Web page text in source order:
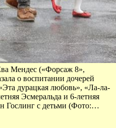
Мендес («Форсаж 8»,
о воспитании дочерей
дурацкая любовь», «Ла-ла-
Эсмеральда и 6-летняя
Гослинг с детьми (Фото:…